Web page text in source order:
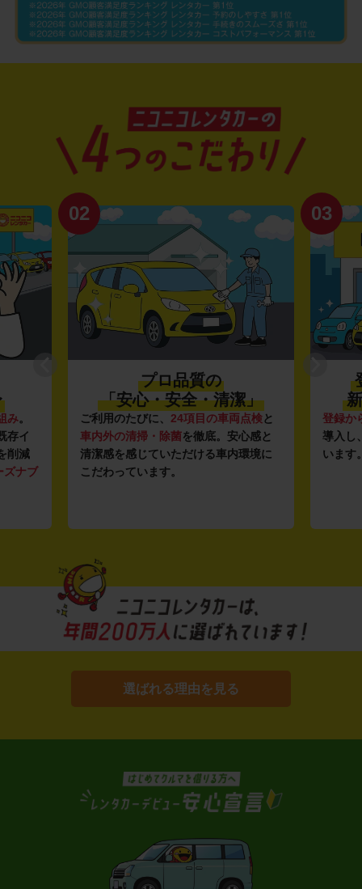
み。
存イ
削減
ズナブ
02
プロ品質の
「安心・安全・清潔」
ご利用のたびに、 24項目の車両点検と
車内外の清掃・除菌を徹底。安心感と
清潔感を感じていただける車内環境に
こだわっています。
03
登録か
導入し
います
選ばれる理由を見る